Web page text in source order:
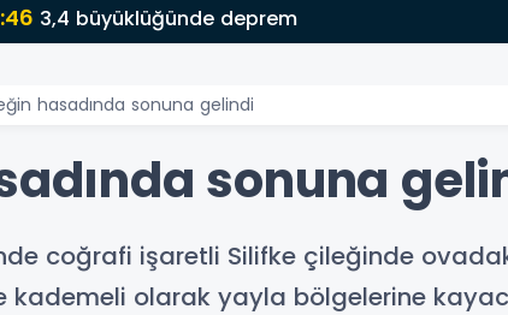
3,4 büyüklüğünde deprem
hasadında sonuna gelindi
sonuna
coğrafi işaretli Silifke çileğinde
kademeli olarak yayla bölgelerine